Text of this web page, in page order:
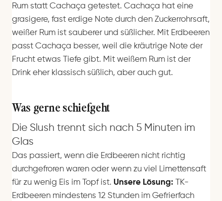
Rum statt Cachaça getestet. Cachaça hat eine
grasigere, fast erdige Note durch den Zuckerrohrsaft,
weißer Rum ist sauberer und süßlicher. Mit Erdbeeren
passt Cachaça besser, weil die kräutrige Note der
Frucht etwas Tiefe gibt. Mit weißem Rum ist der
Drink eher klassisch süßlich, aber auch gut.
Was gerne schiefgeht
Die Slush trennt sich nach 5 Minuten im
Glas
Das passiert, wenn die Erdbeeren nicht richtig
durchgefroren waren oder wenn zu viel Limettensaft
für zu wenig Eis im Topf ist. Unsere Lösung: TK-
Erdbeeren mindestens 12 Stunden im Gefrierfach